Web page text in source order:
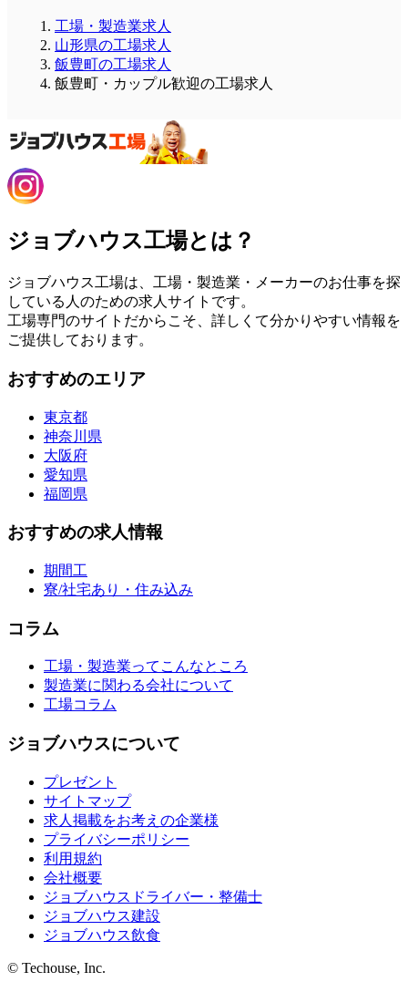
工場・製造業求人
山形県の工場求人
飯豊町の工場求人
飯豊町・カップル歓迎の工場求人
ジョブハウス工場とは？
ジョブハウス工場は、工場・製造業・メーカーのお仕事を探
している人のための求人サイトです。
工場専門のサイトだからこそ、詳しくて分かりやすい情報を
ご提供しております。
おすすめのエリア
東京都
神奈川県
大阪府
愛知県
福岡県
おすすめの求人情報
期間工
寮/社宅あり・住み込み
コラム
工場・製造業ってこんなところ
製造業に関わる会社について
工場コラム
ジョブハウスについて
プレゼント
サイトマップ
求人掲載をお考えの企業様
プライバシーポリシー
利用規約
会社概要
ジョブハウスドライバー・整備士
ジョブハウス建設
ジョブハウス飲食
© Techouse, Inc.